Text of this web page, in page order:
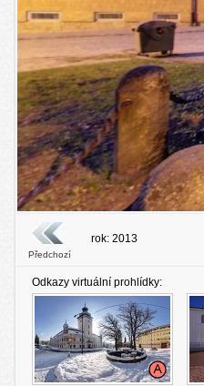
Předchozí
rok: 2013
Odkazy virtuální prohlídky: